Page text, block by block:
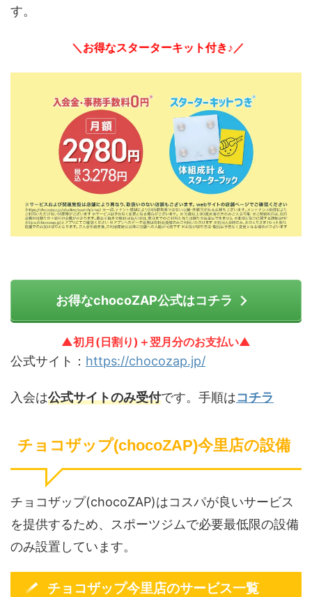
す。
＼お得なスターターキット付き♪／
お得なchocoZAP公式はコチラ
▲初月(日割り)＋翌月分のお支払い▲
公式サイト： https://chocozap.jp/
入会は公式サイトのみ受付です。手順はコチラ
チョコザップ(chocoZAP)今里店の設備
チョコザップ(chocoZAP)はコスパが良いサービス
を提供するため、スポーツジムで必要最低限の設備
のみ設置しています。
チョコザップ今里店のサービス一覧